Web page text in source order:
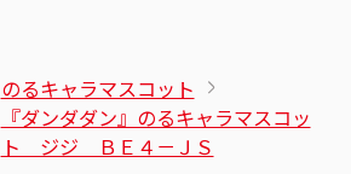
のるキャラマスコット
『ダンダダン』のるキャラマスコッ
ト ジジ ＢＥ４－ＪＳ